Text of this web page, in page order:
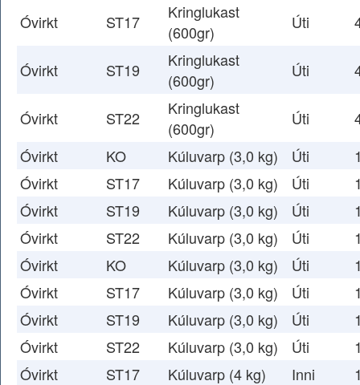
Óvirkt ST17
Kringlukast
(600gr)
Úti
Óvirkt ST19
Kringlukast
(600gr)
Úti
Óvirkt ST22
Kringlukast
(600gr)
Úti
Óvirkt
KO Kúluvarp (3,0 kg) Úti
Óvirkt
ST17 Kúluvarp (3,0 kg) Úti
Óvirkt
ST19 Kúluvarp (3,0 kg) Úti
Óvirkt
ST22 Kúluvarp (3,0 kg) Úti
Óvirkt
KO Kúluvarp (3,0 kg) Úti
Óvirkt
ST17 Kúluvarp (3,0 kg) Úti
Óvirkt
ST19 Kúluvarp (3,0 kg) Úti
Óvirkt
ST22 Kúluvarp (3,0 kg) Úti
Óvirkt
ST17 Kúluvarp (4 kg) Inni